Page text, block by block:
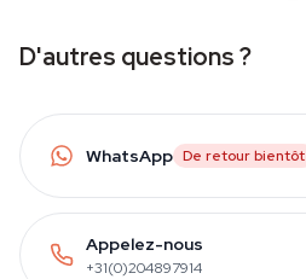
D'autres questions ?
WhatsApp De retour bientôt
Appelez-nous
+31(0)204897914